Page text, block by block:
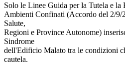
Solo le Linee Guida per la Tutela e la
Ambienti Confinati (Accordo del 2/9/
Salute,
Regioni e Province Autonome)
Sindrome
dell'Edificio Malato tra le condizioni
cautela.